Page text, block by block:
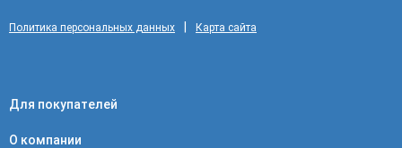
Политика персональных данных Карта сайта
Для покупателей
О компании